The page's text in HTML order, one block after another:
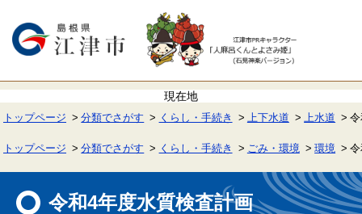
で
ば
本
へ
トップページ 分類でさがす くらし・手続き 上下水道 上水道
トップページ 分類でさがす くらし・手続き ごみ・環境 環境
令和4年度水質検査計画